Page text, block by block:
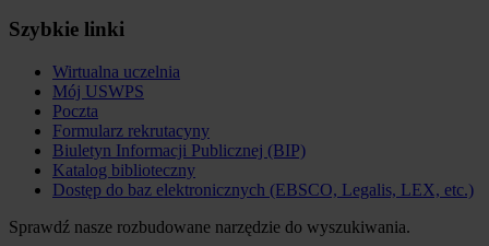
Szybkie linki
Wirtualna uczelnia
Mój USWPS
Poczta
Formularz rekrutacyny
Biuletyn Informacji Publicznej (BIP)
Katalog biblioteczny
Dostęp do baz elektronicznych (EBSCO, Legalis, LEX, etc.)
Sprawdź nasze rozbudowane narzędzie do wyszukiwania.